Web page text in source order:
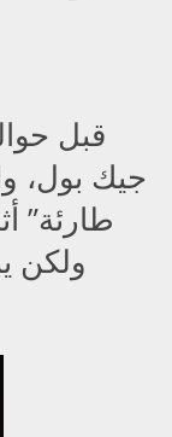
قبل
جيك بول،
طارئة”
ولكن